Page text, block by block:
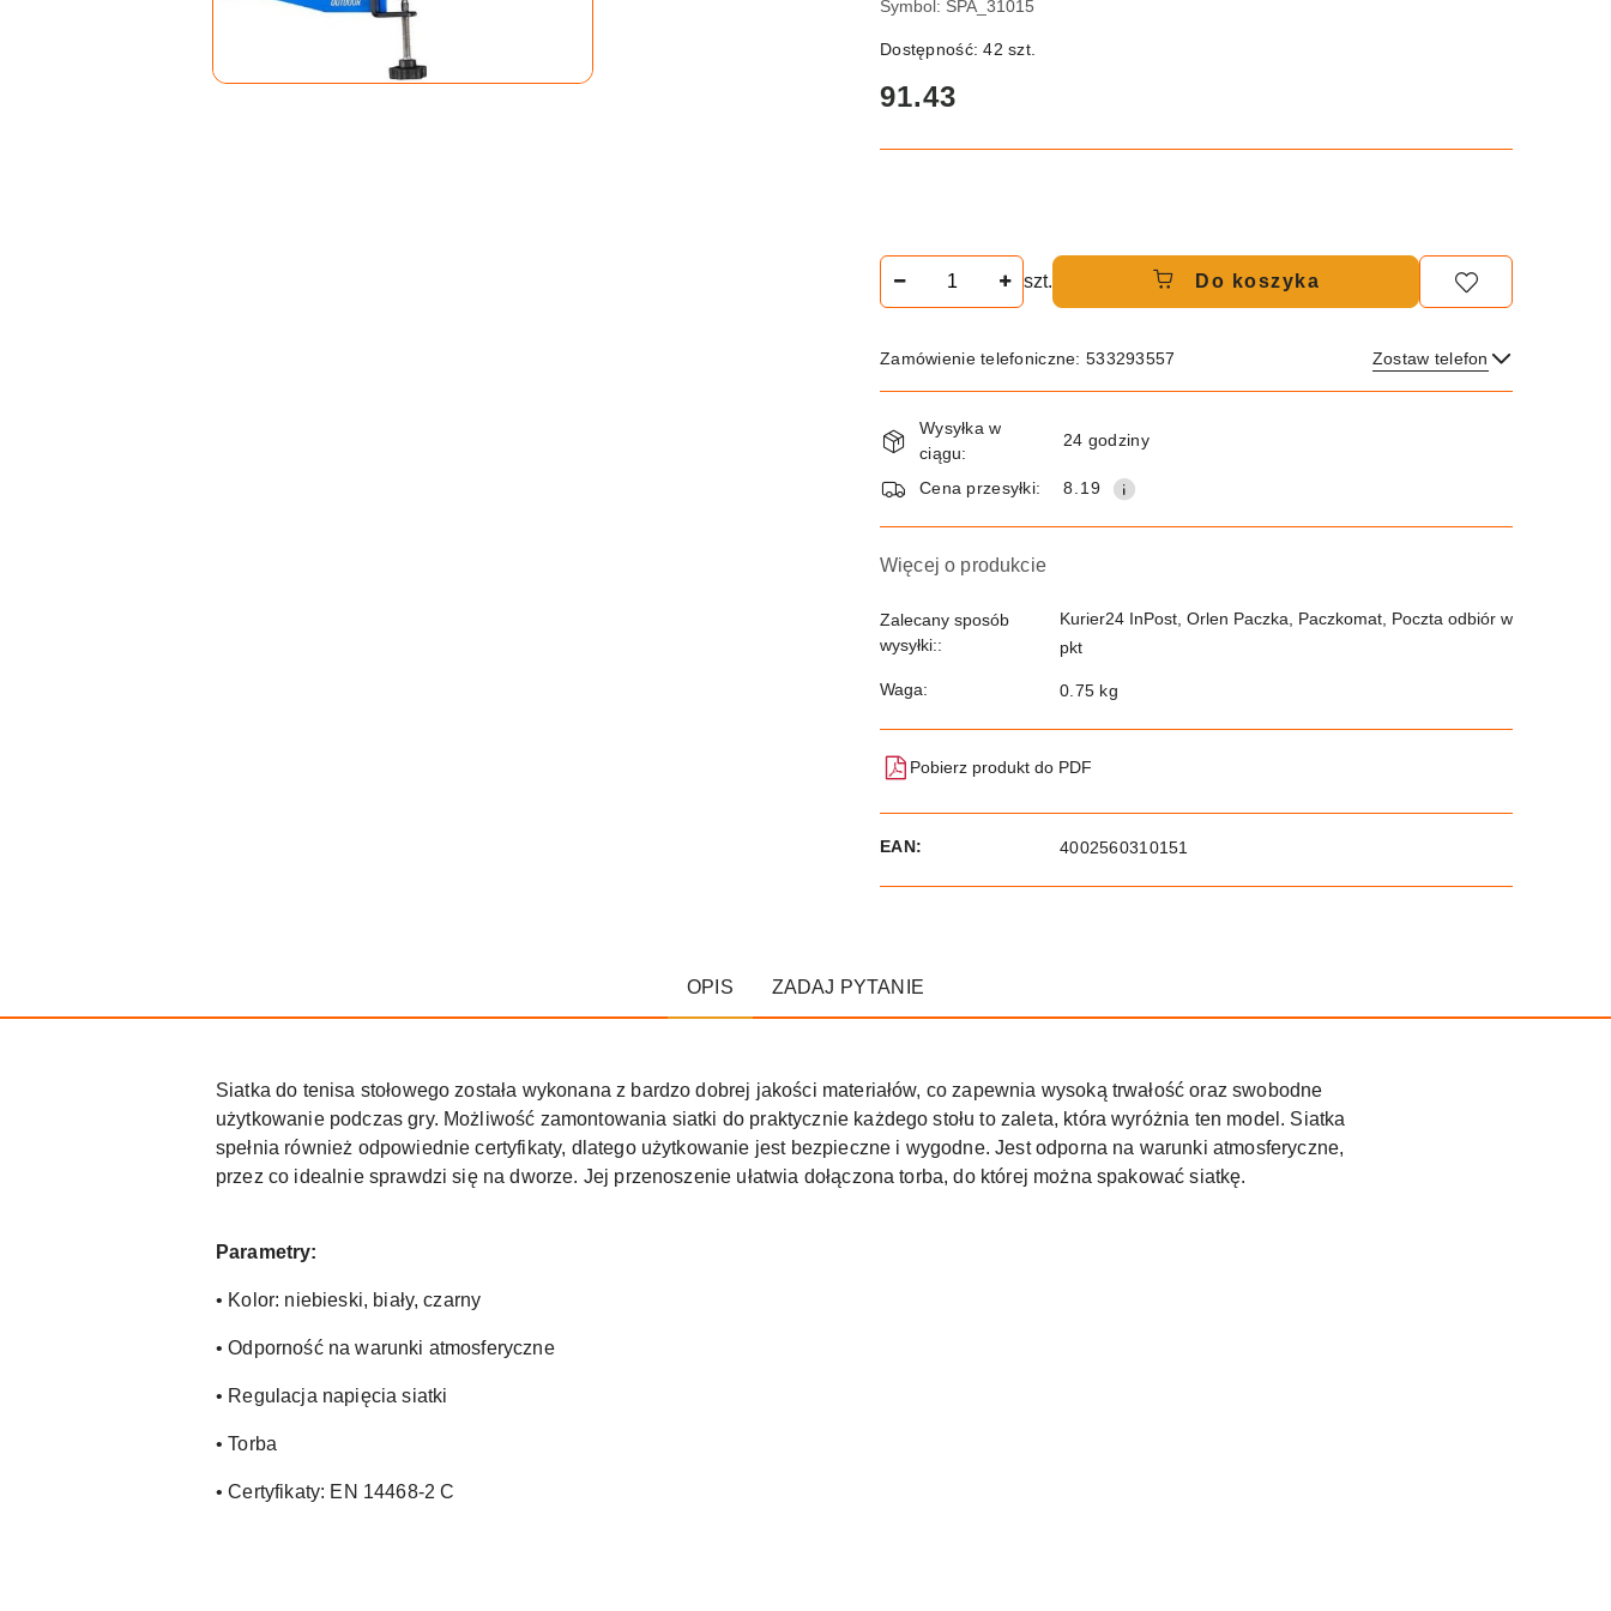
Symbol: SPA_31015
Dostępność:42szt.
cena:
91.43
szt. Do koszyka
Zamówienie telefoniczne: 533293557 Zostaw telefon
Wyślij
Dostępność
i
dostawa
Wysyłka w
ciągu:
24 godziny
Cena przesyłki: 8.19
Więcej o produkcie
Zalecany sposób
wysyłki::
Kurier24 InPost, Orlen Paczka, Paczkomat, Poczta odbiór w
pkt
Waga: 0.75 kg
Pobierz produkt do PDF
EAN: 4002560310151
OPIS ZADAJ PYTANIE
Siatka do tenisa stołowego została wykonana z bardzo dobrej jakości materiałów, co zapewnia wysoką trwałość oraz swobodne
użytkowanie podczas gry. Możliwość zamontowania siatki do praktycznie każdego stołu to zaleta, która wyróżnia ten model. Siatka
spełnia również odpowiednie certyfikaty, dlatego użytkowanie jest bezpieczne i wygodne. Jest odporna na warunki atmosferyczne,
przez co idealnie sprawdzi się na dworze. Jej przenoszenie ułatwia dołączona torba, do której można spakować siatkę.
Parametry:
• Kolor: niebieski, biały, czarny
• Odporność na warunki atmosferyczne
• Regulacja napięcia siatki
• Torba
• Certyfikaty: EN 14468-2 C